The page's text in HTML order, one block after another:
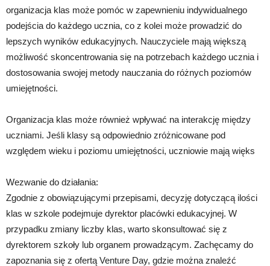
organizacja klas może pomóc w zapewnieniu indywidualnego
podejścia do każdego ucznia, co z kolei może prowadzić do
lepszych wyników edukacyjnych. Nauczyciele mają większą
możliwość skoncentrowania się na potrzebach każdego ucznia i
dostosowania swojej metody nauczania do różnych poziomów
umiejętności.
Organizacja klas może również wpływać na interakcję między
uczniami. Jeśli klasy są odpowiednio zróżnicowane pod
względem wieku i poziomu umiejętności, uczniowie mają więks
Wezwanie do działania:
Zgodnie z obowiązującymi przepisami, decyzję dotyczącą ilości
klas w szkole podejmuje dyrektor placówki edukacyjnej. W
przypadku zmiany liczby klas, warto skonsultować się z
dyrektorem szkoły lub organem prowadzącym. Zachęcamy do
zapoznania się z ofertą Venture Day, gdzie można znaleźć